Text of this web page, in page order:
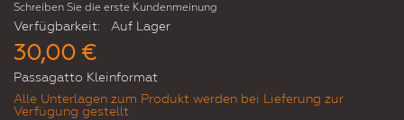
Schreiben Sie die erste Kundenmeinung
Verfügbarkeit: Auf Lager
30,00 €
Passagatto Kleinformat
Alle Unterlagen zum Produkt werden bei Lieferung zur
Verfügung gestellt